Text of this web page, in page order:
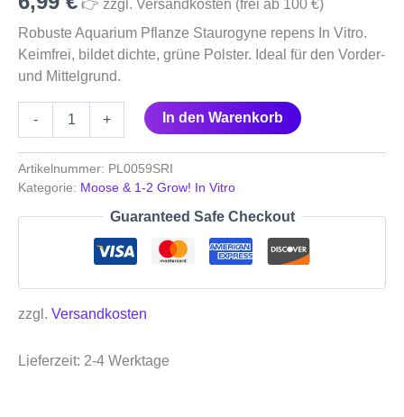
👉 zzgl. Versandkosten (frei ab 100 €)
Robuste Aquarium Pflanze Staurogyne repens In Vitro.
Keimfrei, bildet dichte, grüne Polster. Ideal für den Vorder-
und Mittelgrund.
- + In den Warenkorb
Artikelnummer: PL0059SRI
Kategorie: Moose & 1-2 Grow! In Vitro
Guaranteed Safe Checkout
zzgl. Versandkosten
Lieferzeit: 2-4 Werktage